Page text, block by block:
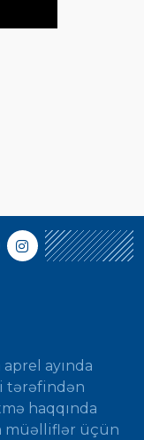
ayında
tərəfindən
haqqında
müəlliflər üçün